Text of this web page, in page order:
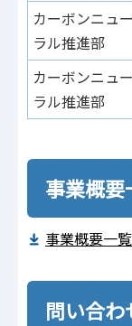
カーボンニュ
ラル推進部
カーボンニュ
ラル推進部
事業概要
事業概要一
問い合わ